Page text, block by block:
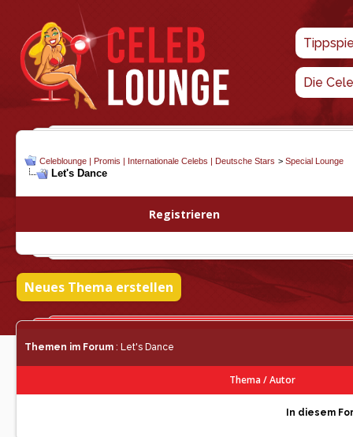
Die
Celeblounge | Promis | Internationale Celebs | Deutsche Stars > Special Lounge
Let's Dance
Registrieren
Neues Thema erstellen
Themen im Forum : Let's Dance
Thema/Autor
In diesem